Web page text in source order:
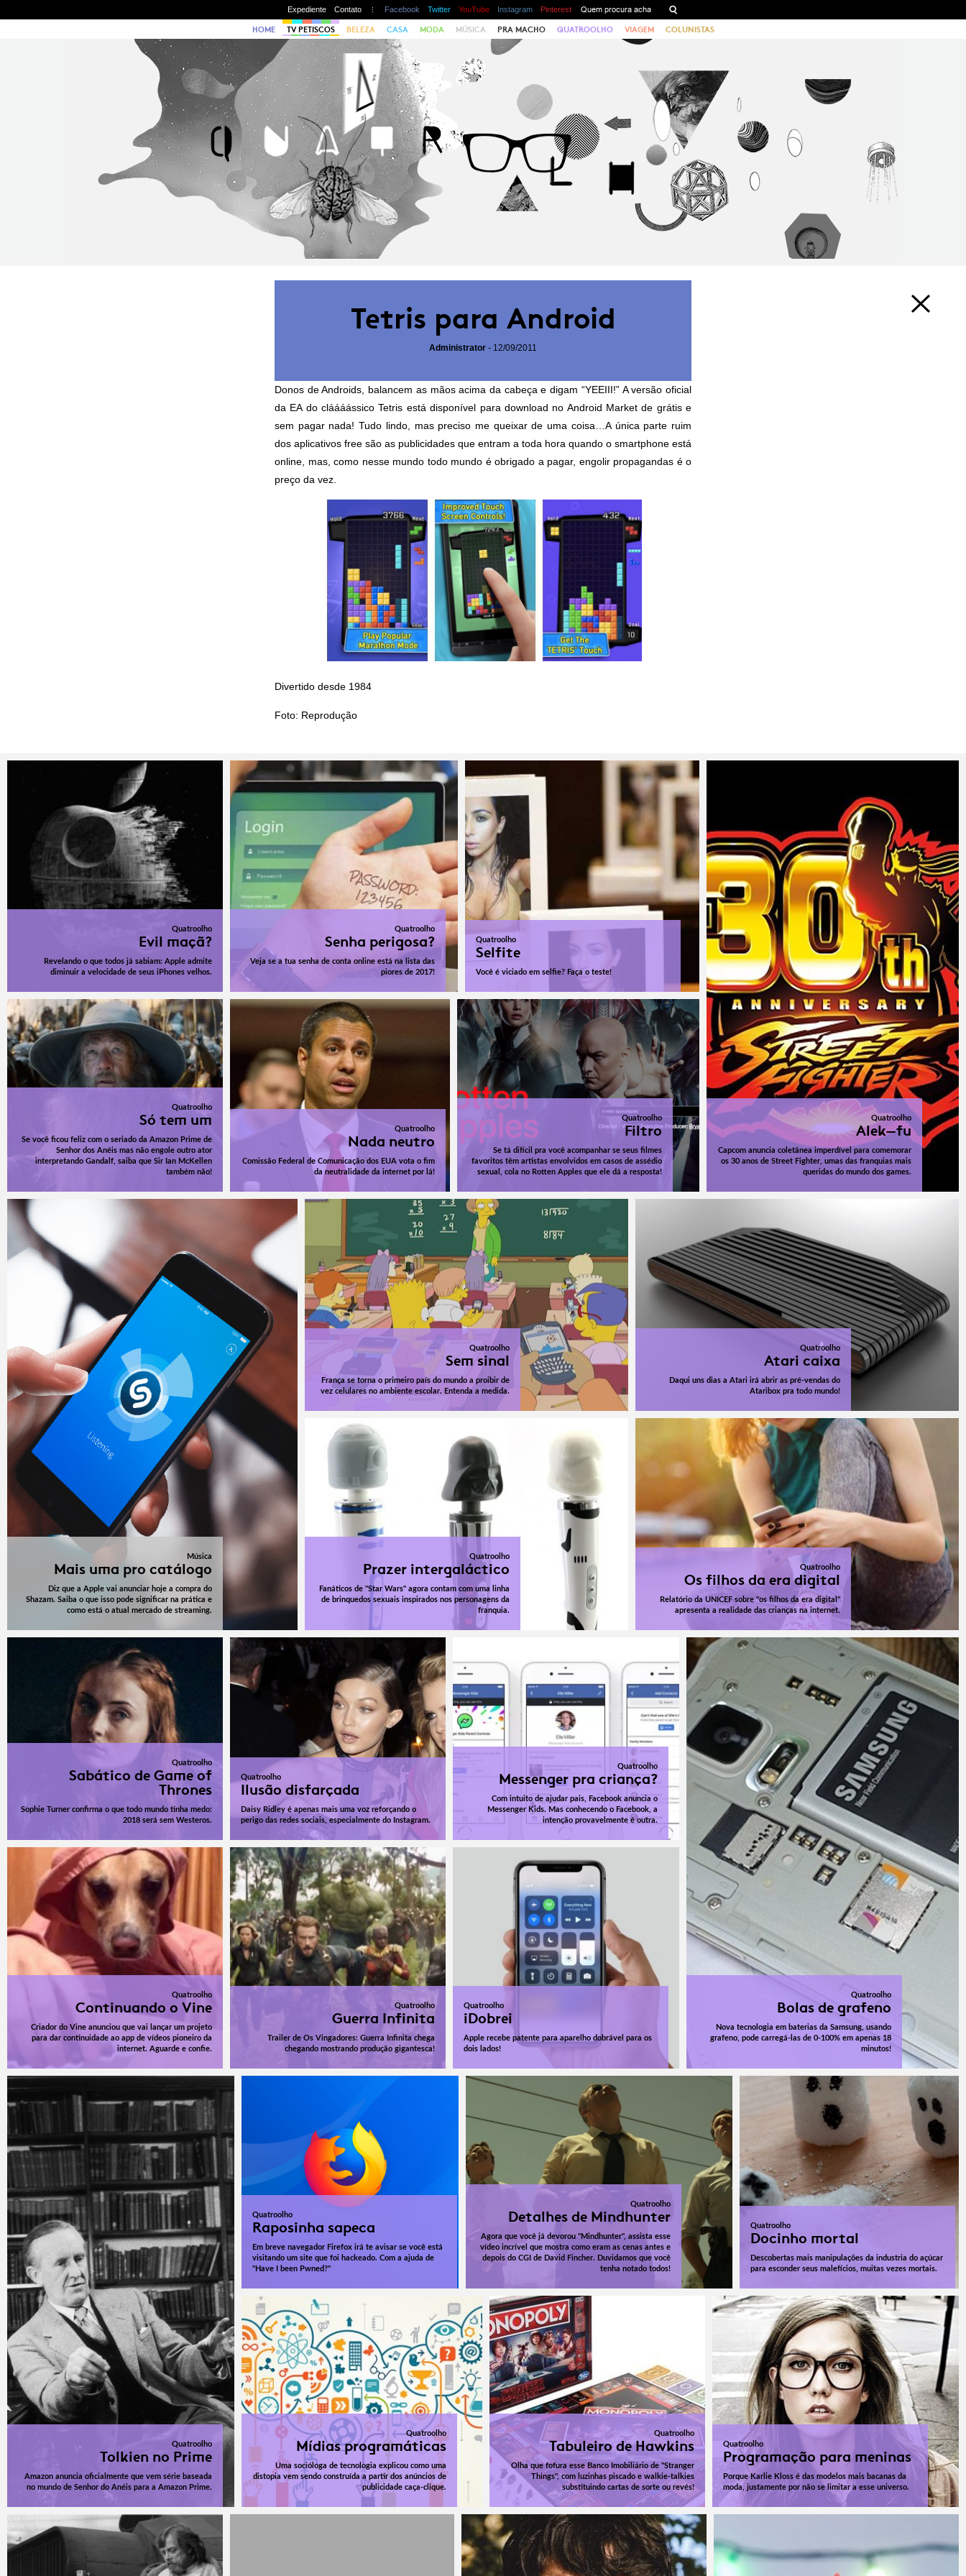
Expediente Contato Facebook Twitter YouTube Instagram Pinterest
HOME TV PETISCOS BELEZA CASA MODA MÚSICA PRA MACHO QUATROOLHO VIAGEM COLUNISTAS
Tetris para Android
Administrator - 12/09/2011
Donos de Androids, balancem as mãos acima da cabeça e digam “YEEIII!” A versão oficial
da EA do cláááássico Tetris está disponível para download no Android Marketde grátis e
sem pagar nada! Tudo lindo, mas preciso me queixar de uma coisa…A única parte ruim
dos aplicativos free são as publicidades que entram a toda hora quando o smartphone está
online, mas, como nesse mundo todo mundo é obrigado a pagar, engolir propagandas é o
preço da vez.
Divertido desde 1984
Foto: Reprodução
Quatroolho
Evil maçã?
Revelando o que todos já sabiam: Apple admite
diminuir a velocidade de seus iPhones velhos.
Quatroolho
Senha perigosa?
Veja se a tua senha de conta online está na lista das
piores de 2017!
Quatroolho
Selfite
Você é viciado em selfie? Faça o teste!
Quatroolho
Só tem um
Se você ficou feliz com o seriado da Amazon Prime de
Senhor dos Anéis mas não engole outro ator
interpretando Gandalf, saiba que Sir Ian McKellen
também não!
Quatroolho
Nada neutro
Comissão Federal de Comunicação dos EUA vota o fim
da neutralidade da internet por lá!
Quatroolho
Filtro
Se tá difícil pra você acompanhar se seus filmes
favoritos têm artistas envolvidos em casos de assédio
sexual, cola no Rotten Apples que ele dá a resposta!
Quatroolho
Alek-fu
Capcom anuncia coletânea imperdível para comemorar
os 30 anos de Street Fighter, umas das franquias mais
queridas do mundo dos games.
Quatroolho
Sem sinal
França se torna o primeiro país do mundo a proibir de
vez celulares no ambiente escolar. Entenda a medida.
Quatroolho
Atari caixa
Daqui uns dias a Atari irá abrir as pré-vendas do
Ataribox pra todo mundo!
Quatroolho
Prazer intergaláctico
Fanáticos de "Star Wars" agora contam com uma linha
de brinquedos sexuais inspirados nos personagens da
franquia.
Quatroolho
Os filhos da era digital
Relatório da UNICEF sobre "os filhos da era digital"
apresenta a realidade das crianças na internet.
Música
Mais uma pro catálogo
Diz que a Apple vai anunciar hoje a compra do
Shazam. Saiba o que isso pode significar na prática e
como está o atual mercado de streaming.
Quatroolho
Sabático de Game of
Thrones
Sophie Turner confirma o que todo mundo tinha medo:
2018 será sem Westeros.
Quatroolho
Ilusão disfarçada
Daisy Ridley é apenas mais uma voz reforçando o
perigo das redes sociais, especialmente do Instagram.
Quatroolho
Messenger pra criança?
Com intuito de ajudar pais, Facebook anuncia o
Messenger Kids. Mas conhecendo o Facebook, a
intenção provavelmente é outra.
Quatroolho
Continuando o Vine
Criador do Vine anunciou que vai lançar um projeto
para dar continuidade ao app de vídeos pioneiro da
internet. Aguarde e confie.
Quatroolho
Guerra Infinita
Trailer de Os Vingadores: Guerra Infinita chega
chegando mostrando produção gigantesca!
Quatroolho
iDobrei
Apple recebe patente para aparelho dobrável para os
dois lados!
Quatroolho
Bolas de grafeno
Nova tecnologia em baterias da Samsung, usando
grafeno, pode carregá-las de 0-100% em apenas 18
minutos!
Quatroolho
Raposinha sapeca
Em breve navegador Firefox irá te avisar se você está
visitando um site que foi hackeado. Com a ajuda de
"Have I been Pwned?"
Quatroolho
Detalhes de Mindhunter
Agora que você já devorou "Mindhunter", assista esse
vídeo incrível que mostra como eram as cenas antes e
depois do CGI de David Fincher. Duvidamos que você
tenha notado todos!
Quatroolho
Docinho mortal
Descobertas mais manipulações da industria do açúcar
para esconder seus malefícios, muitas vezes mortais.
Quatroolho
Mídias programáticas
Uma socióloga de tecnologia explicou como uma
distopia vem sendo construída a partir dos anúncios de
publicidade caça-clique.
Quatroolho
Tabuleiro de Hawkins
Olha que fofura esse Banco Imobiliário de "Stranger
Things", com luzinhas piscado e walkie-talkies
substituindo cartas de sorte ou revés!
Quatroolho
Programação para meninas
Porque Karlie Kloss é das modelos mais bacanas da
moda, justamente por não se limitar a esse universo.
Quatroolho
Tolkien no Prime
Amazon anuncia oficialmente que vem série baseada
no mundo de Senhor do Anéis para a Amazon Prime.